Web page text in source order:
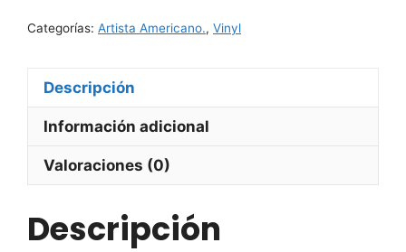
Pete
cantidad
Categorías: Artista Americano., Vinyl
Descripción
Información adicional
Valoraciones (0)
Descripción